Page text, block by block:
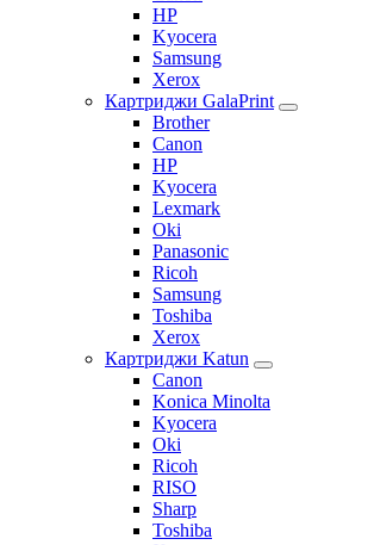
HP
Kyocera
Samsung
Xerox
Картриджи GalaPrint
Brother
Canon
HP
Kyocera
Lexmark
Oki
Panasonic
Ricoh
Samsung
Toshiba
Xerox
Картриджи Katun
Canon
Konica Minolta
Kyocera
Oki
Ricoh
RISO
Sharp
Toshiba